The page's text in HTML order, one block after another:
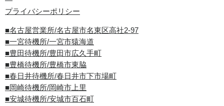
プライバシーポリシー
■名古屋営業所/名古屋市名東区高社2-97
■一宮待機所/一宮市猿海道
■豊田待機所/豊田市広久手町
■豊橋待機所/豊橋市東脇
■春日井待機所/春日井市下市場町
■岡崎待機所/岡崎市上里
■安城待機所/安城市百石町